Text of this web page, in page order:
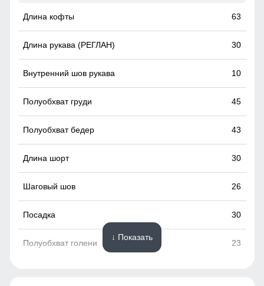
Идеален для тренировок средней интенсивности: бега,
и беговых лыж, езды на велосипеде.
63
30
10
45
43
30
26
30
23
↓ Показать